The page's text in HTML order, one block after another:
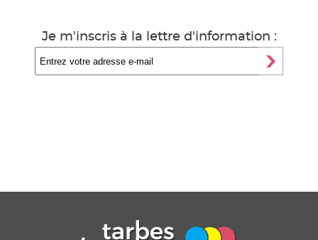
Je m'inscris à la lettre d'information :